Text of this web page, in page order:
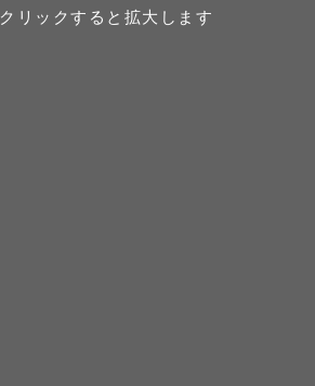
クリックすると拡大します